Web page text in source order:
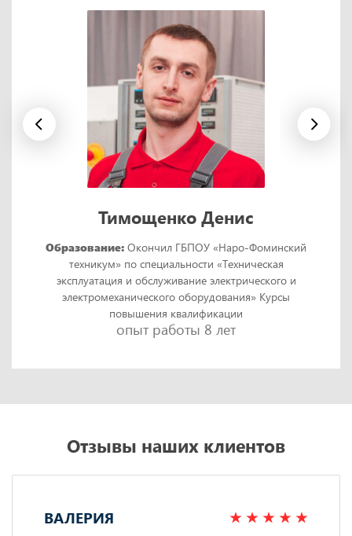
Тимощенко Денис
Образование: Окончил ГБПОУ «Наро-Фоминский
техникум» по специальности «Техническая
эксплуатация и обслуживание электрического и
электромеханического оборудования» Курсы
повышения квалификации
опыт работы 8 лет
Отзывы наших клиентов
ВАЛЕРИЯ